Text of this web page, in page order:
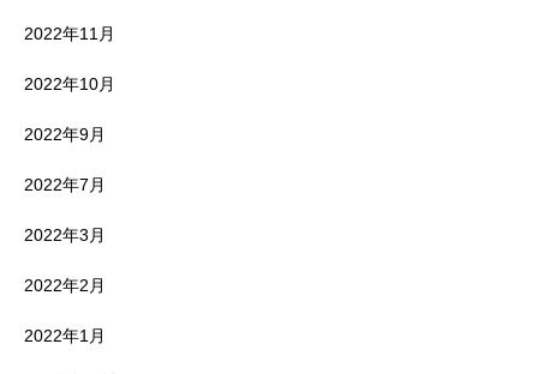
2022年11月
2022年10月
2022年9月
2022年7月
2022年3月
2022年2月
2022年1月